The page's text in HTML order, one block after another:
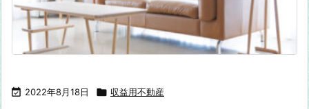
 2022年8月18日  収益用不動産